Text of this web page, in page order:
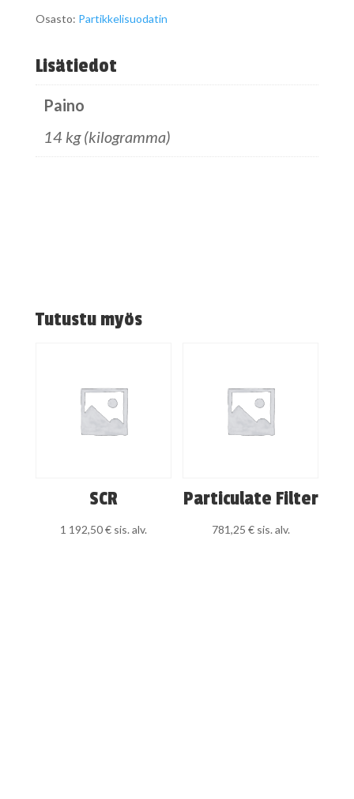
Osasto: Partikkelisuodatin
Lisätiedot
Paino
14 kg (kilogramma)
Tutustu myös
SCR
1 192,50€ sis. alv.
Particulate Filter
781,25 € sis. alv.